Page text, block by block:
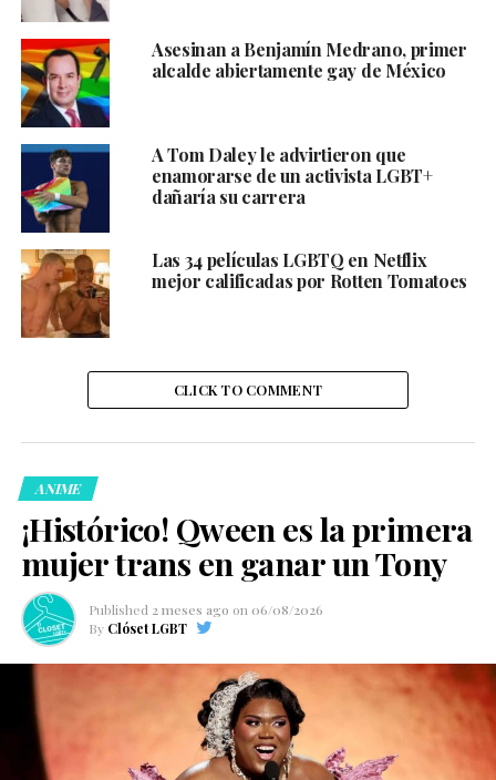
Asesinan a Benjamín Medrano, primer
alcalde abiertamente gay de México
A Tom Daley le advirtieron que
enamorarse de un activista LGBT+
dañaría su carrera
Las 34 películas LGBTQ en Netflix
mejor calificadas por Rotten Tomatoes
CLICK TO COMMENT
ANIME
¡Histórico! Qween es la primera
mujer trans en ganar un Tony
Published 2 meses ago on 06/08/2026
By Clóset LGBT